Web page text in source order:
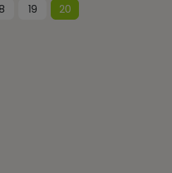
19 20